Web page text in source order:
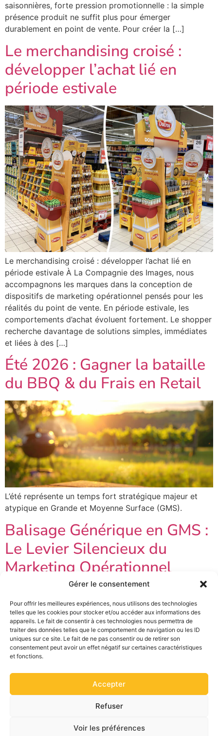
Gérer le consentement
Pour offrir les meilleures expériences, nous utilisons des technologies
telles que les cookies pour stocker et/ou accéder aux informations des
appareils. Le fait de consentir à ces technologies nous permettra de
traiter des données telles que le comportement de navigation ou les ID
uniques sur ce site. Le fait de ne pas consentir ou de retirer son
consentement peut avoir un effet négatif sur certaines caractéristiques
et fonctions.
Accepter
Refuser
Voir les préférences
saisonnières, forte pression promotionnelle : la simple
présence produit ne suffit plus pour émerger
durablement en point de vente. Pour créer la […]
Le merchandising croisé :
développer l’achat lié en
période estivale
Le merchandising croisé : développer l’achat lié en
période estivale À La Compagnie des Images, nous
accompagnons les marques dans la conception de
dispositifs de marketing opérationnel pensés pour les
réalités du point de vente. En période estivale, les
comportements d’achat évoluent fortement. Le shopper
recherche davantage de solutions simples, immédiates
et liées à des […]
Été 2026 : Gagner la bataille
du BBQ & du Frais en Retail
L’été représente un temps fort stratégique majeur et
atypique en Grande et Moyenne Surface (GMS).
Balisage Générique en GMS :
Le Levier Silencieux du
Marketing Opérationnel